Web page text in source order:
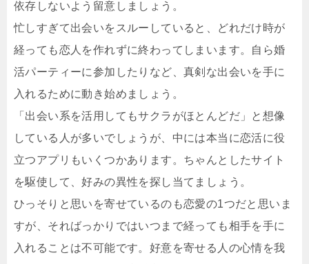
依存しないよう留意しましょう。
忙しすぎて出会いをスルーしていると、どれだけ時が
経っても恋人を作れずに終わってしまいます。自ら婚
活パーティーに参加したりなど、真剣な出会いを手に
入れるために動き始めましょう。
「出会い系を活用してもサクラがほとんどだ」と想像
している人が多いでしょうが、中には本当に恋活に役
立つアプリもいくつかあります。ちゃんとしたサイト
を駆使して、好みの異性を探し当てましょう。
ひっそりと思いを寄せているのも恋愛の1つだと思いま
すが、そればっかりではいつまで経っても相手を手に
入れることは不可能です。好意を寄せる人の心情を我